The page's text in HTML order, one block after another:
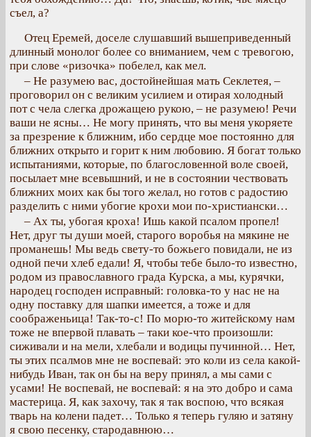
съел, а?
Отец Еремей, доселе слушавший вышеприведенный
длинный монолог более со вниманием, чем с тревогою,
при слове «ризочка» побелел, как мел.
– Не разумею вас, достойнейшая мать Секлетея, –
проговорил он с великим усилием и отирая холодный
пот с чела слегка дрожащею рукою, – не разумею! Речи
ваши не ясны… Не могу принять, что вы меня укоряете
за презрение к ближним, ибо сердце мое постоянно для
ближних открыто и горит к ним любовию. Я богат только
испытаниями, которые, по благословенной воле своей,
посылает мне всевышний, и не в состоянии чествовать
ближних моих как бы того желал, но готов с радостию
разделить с ними убогие крохи мои по-христиански…
– Ах ты, убогая кроха! Ишь какой псалом пропел!
Нет, друг ты души моей, старого воробья на мякине не
проманешь! Мы ведь свету-то божьего повидали, не из
одной печи хлеб едали! Я, чтобы тебе было-то известно,
родом из православного града Курска, а мы, курячки,
народец господен исправный: головка-то у нас не на
одну поставку для шапки имеется, а тоже и для
соображеньица! Так-то-с! По морю-то житейскому нам
тоже не впервой плавать – таки кое-что произошли:
сиживали и на мели, хлебали и водицы пучинной… Нет,
ты этих псалмов мне не воспевай: это коли из села какой-
нибудь Иван, так он бы на веру принял, а мы сами с
усами! Не воспевай, не воспевай: я на это добро и сама
мастерица. Я, как захочу, так я так воспою, что всякая
тварь на колени падет… Только я теперь гуляю и затяну
я свою песенку, стародавнюю…